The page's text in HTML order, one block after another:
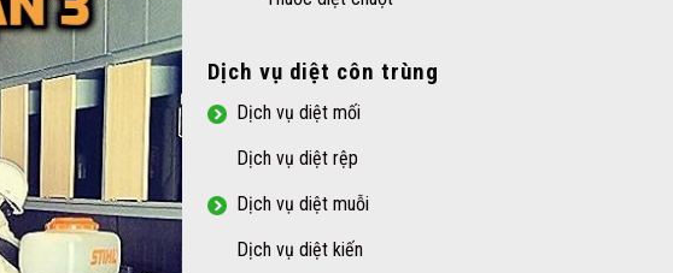
Dịch vụ diệt côn trùng
Dịch vụ diệt mối
Dịch vụ diệt rệp
Dịch vụ diệt muỗi
Dịch vụ diệt kiến